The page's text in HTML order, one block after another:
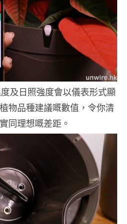
及日照強度會以儀表形式顯
物品種建議嘅數值，令你清
同理想嘅差距。